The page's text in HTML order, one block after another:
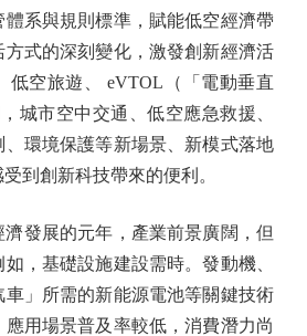
體系與規則標準，賦能低空經濟帶
式的深刻變化，激發創新經濟活
低空旅遊、 eVTOL（「電動垂直
城市空中交通、低空應急救援、
環境保護等新場景、新模式落地
到創新科技帶來的便利。
發展的元年，產業前景廣闊，但
，基礎設施建設需時。發動機、
」所需的新能源電池等關鍵技術
用場景普及率較低，消費潛力尚